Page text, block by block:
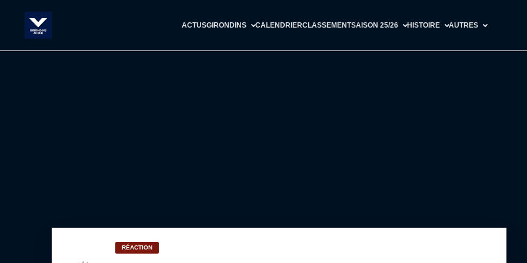
ACTUSGIRONDINS CALENDRIERCLASSEMENTSAISON 25/26 HISTOIRE AUTRES
RÉACTION